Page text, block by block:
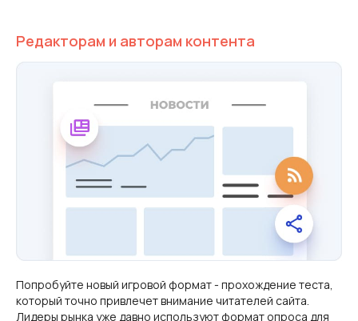
Редакторам и авторам контента
Попробуйте новый игровой формат - прохождение теста,
который точно привлечет внимание читателей сайта.
Лидеры рынка уже давно используют формат опроса для